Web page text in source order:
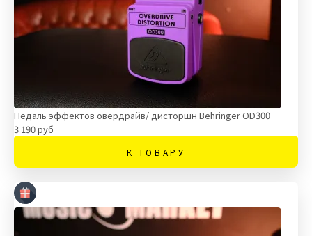
Педаль эффектов овердрайв/ дисторшн Behringer OD300
3 190 руб
К ТОВАРУ